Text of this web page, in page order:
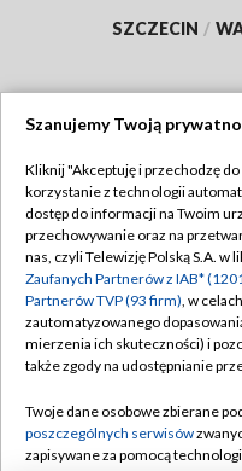
SZCZECIN /
Abonament TVP
Emisja w TVP
Centrum informacji TVP
Naziemna Telewizja
Rada Programowa
Szanujemy Twoją
Kliknij "Akceptuję i przechodzę
korzystanie z technologii
dostęp do informacji na Twoim
przechowywanie oraz na
nas, czyli Telewizję Polską S.A. w
Zaufanych Partnerów z IAB*
Partnerów TVP (93 firm), w
zautomatyzowanego
mierzenia ich skuteczności) i
także zgody na udostępnianie
Twoje dane osobowe zbierane
poszczególnych serwisów
zapisywane za pomocą